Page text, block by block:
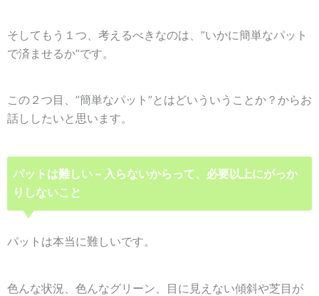
そしてもう１つ、考えるべきなのは、 ”いかに簡単なパット
で済ませるか”です。
この２つ目、”簡単なパット”とはどいういうことか？からお
話ししたいと思います。
パットは難しい – 入らないからって、必要以上にがっか
りしないこと
パットは本当に難しいです。
色んな状況、色んなグリーン、目に見えない傾斜や芝目が